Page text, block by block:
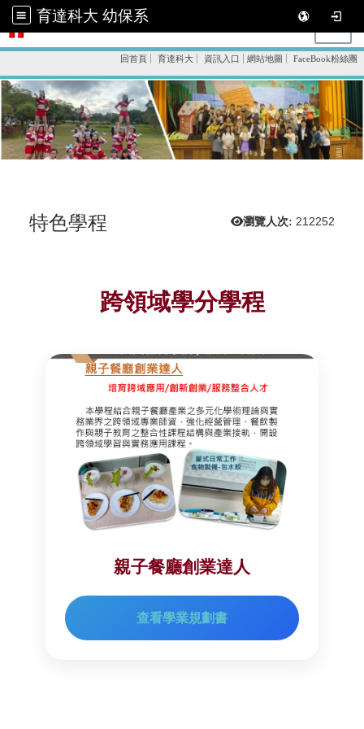
育達科大 幼保系
育達科技大學 幼保系
回首頁 育達科大 資訊入口 網站地圖 FaceBook粉絲團
瀏覽人次: 212252
特色學程
跨領域學分學程
親子餐廳創業達人
查看學業規劃書